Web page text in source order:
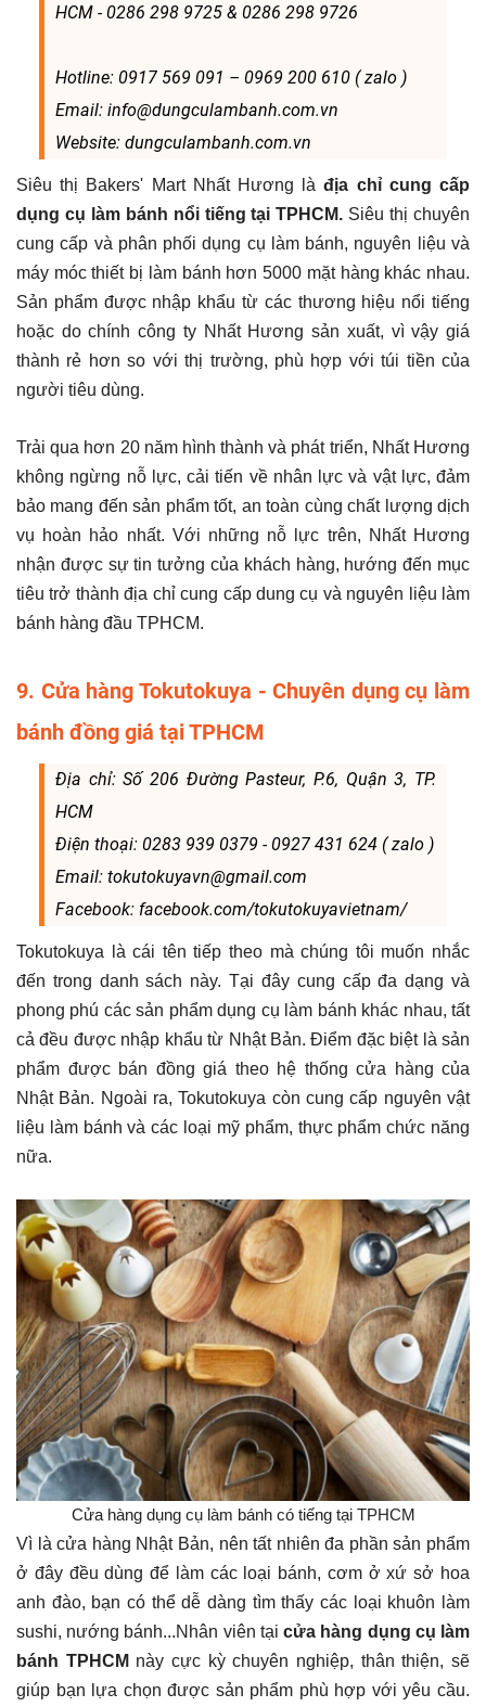
HCM - 0286 298 9725 & 0286 298 9726
Hotline: 0917 569 091 – 0969 200 610 ( zalo )
Email: info@dungculambanh.com.vn
Website: dungculambanh.com.vn
Siêu thị Bakers' Mart Nhất Hương làđịa chỉ cung cấp
dụng cụ làm bánh nổi tiếng tại TPHCM. Siêu thị chuyên
cung cấp và phân phối dụng cụ làm bánh, nguyên liệu và
máy móc thiết bị làm bánh hơn 5000 mặt hàng khác nhau.
Sản phẩm được nhập khẩu từ các thương hiệu nổi tiếng
hoặc do chính công ty Nhất Hương sản xuất, vì vậy giá
thành rẻ hơn so với thị trường, phù hợp với túi tiền của
người tiêu dùng.
Trải qua hơn 20 năm hình thành và phát triển, Nhất Hương
không ngừng nỗ lực, cải tiến về nhân lực và vật lực, đảm
bảo mang đến sản phẩm tốt, an toàn cùng chất lượng dịch
vụ hoàn hảo nhất. Với những nỗ lực trên, Nhất Hương
nhận được sự tin tưởng của khách hàng, hướng đến mục
tiêu trở thành địa chỉ cung cấp dung cụ và nguyên liệu làm
bánh hàng đầu TPHCM.
9. Cửa hàng Tokutokuya - Chuyên dụng cụ làm
bánh đồng giá tại TPHCM
Địa chỉ: Số 206 Đường Pasteur, P.6, Quận 3, TP.
HCM
Điện thoại: 0283 939 0379 - 0927 431 624 ( zalo )
Email: tokutokuyavn@gmail.com
Facebook: facebook.com/tokutokuyavietnam/
Tokutokuya là cái tên tiếp theo mà chúng tôi muốn nhắc
đến trong danh sách này. Tại đây cung cấp đa dạng và
phong phú các sản phẩm dụng cụ làm bánh khác nhau, tất
cả đều được nhập khẩu từ Nhật Bản. Điểm đặc biệt là sản
phẩm được bán đồng giá theo hệ thống cửa hàng của
Nhật Bản. Ngoài ra, Tokutokuya còn cung cấp nguyên vật
liệu làm bánh và các loại mỹ phẩm, thực phẩm chức năng
nữa.
Cửa hàng dụng cụ làm bánh có tiếng tại TPHCM
Vì là cửa hàng Nhật Bản, nên tất nhiên đa phần sản phẩm
ở đây đều dùng để làm các loại bánh, cơm ở xứ sở hoa
anh đào, bạn có thể dễ dàng tìm thấy các loại khuôn làm
sushi, nướng bánh...Nhân viên tạicửa hàng dụng cụ làm
bánh TPHCM này cực kỳ chuyên nghiệp, thân thiện, sẽ
giúp bạn lựa chọn được sản phẩm phù hợp với yêu cầu.